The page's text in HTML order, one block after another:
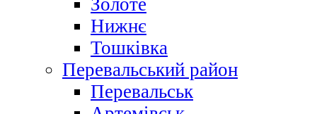
Золоте
Нижнє
Тошківка
Перевальський район
Перевальськ